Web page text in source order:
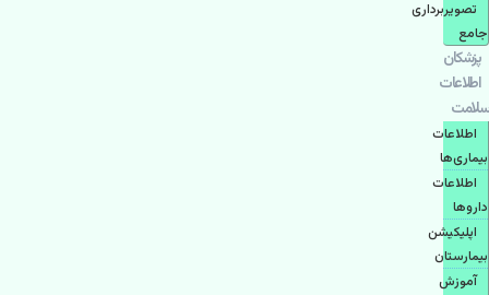
تصویربرداری
جامع
پزشكان
اطلاعات
سلامت
اطلاعات
بیماری‌ها
اطلاعات
دارو‌ها
اپليكيشن
بيمارستان
آموزش